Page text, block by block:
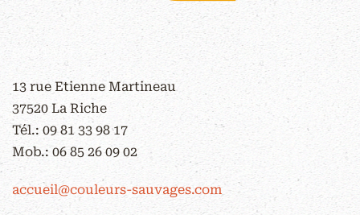
CONTACT
13 rue Etienne Martineau
37520 La Riche
Tél.: 09 81 33 98 17
Mob.:06 85 26 09 02
accueil@couleurs-sauvages.com